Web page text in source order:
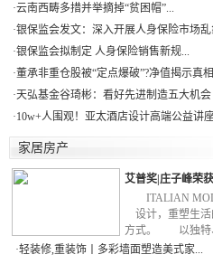
·云南西畴多措并举摘掉“贫困帽”...
·银保监会发文：深入开展人身保险市场乱
·银保监会拟制定 人身保险销售新规...
·董承非重仓股被“定点爆破”?净值揭示真
·天弘基金谷琦彬：看好先进制造五大机会
·10w+人围观！亚太酒店设计高端公益讲
家居房产
艾普奖|庄子峰荣
ITALIAN
设计，重塑生活
方式。 以独特
·轻装修,重装饰丨多彩墙面塑造美式家...